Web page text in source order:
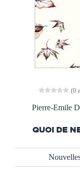
(0
Pierre-Emile
QUOI DE